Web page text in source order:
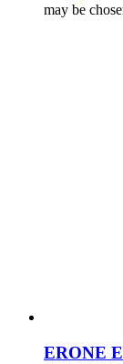
may be
ERONE